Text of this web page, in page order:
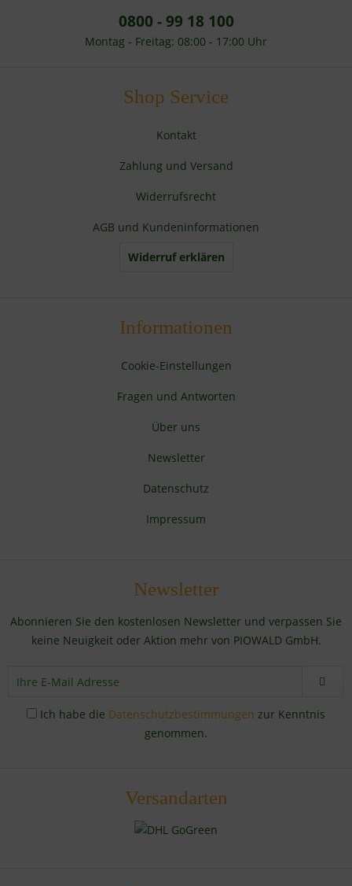
0800 - 99 18 100
Montag - Freitag: 08:00 - 17:00 Uhr
Shop Service
Kontakt
Zahlung und Versand
Widerrufsrecht
AGB und Kundeninformationen
Widerruf erklären
Informationen
Cookie-Einstellungen
Fragen und Antworten
Über uns
Newsletter
Datenschutz
Impressum
Newsletter
Abonnieren Sie den kostenlosen Newsletter und verpassen Sie
keine Neuigkeit oder Aktion mehr von PIOWALD GmbH.
Ich habe die Datenschutzbestimmungen zur Kenntnis
genommen.
Versandarten